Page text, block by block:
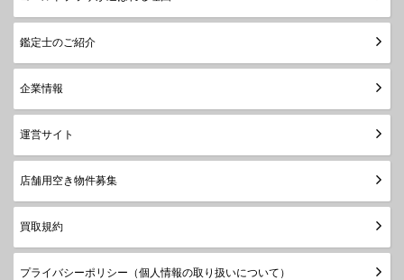
鑑定士のご紹介
企業情報
運営サイト
店舗用空き物件募集
買取規約
プライバシーポリシー（個人情報の取り扱いについて）